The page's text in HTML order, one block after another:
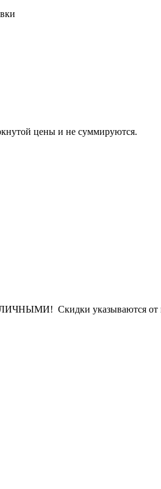
цены и не суммируются.
Скидки указываются от